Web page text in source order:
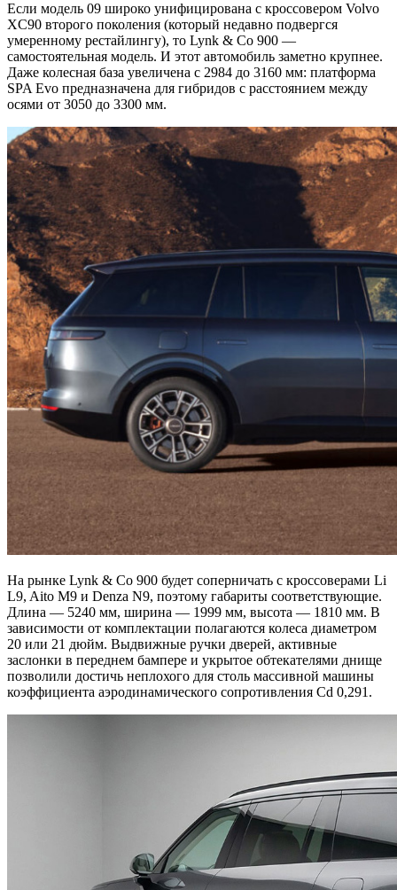
Если модель 09 широко унифицирована с кроссовером Volvo
XC90 второго поколения (который недавно подвергся
умеренному рестайлингу), то Lynk & Co 900 —
самостоятельная модель. И этот автомобиль заметно крупнее.
Даже колесная база увеличена с 2984 до 3160 мм: платформа
SPA Evo предназначена для гибридов с расстоянием между
осями от 3050 до 3300 мм.
На рынке Lynk & Co 900 будет соперничать с кроссоверами Li
L9, Aito M9 и Denza N9, поэтому габариты соответствующие.
Длина — 5240 мм, ширина — 1999 мм, высота — 1810 мм. В
зависимости от комплектации полагаются колеса диаметром
20 или 21 дюйм. Выдвижные ручки дверей, активные
заслонки в переднем бампере и укрытое обтекателями днище
позволили достичь неплохого для столь массивной машины
коэффициента аэродинамического сопротивления Cd 0,291.